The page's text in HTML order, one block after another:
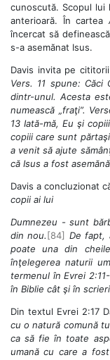
cunoscută. Scopul
anterioară. În cartea
încercat să
s-a asemănat Isus.
Davis invita pe
Vers. 11 spune:
dintr-unul. Acesta
numească „fraţi”.
13 Iată-mă, Eu şi
copiii care sunt
a venit să ajute
că Isus a fost
Davis a concluzionat
copii ai lui
Dumnezeu - sunt
din nou.[84] De fapt,
poate una din
înţelegerea naturii
termenul în Evrei
în Biblie cât şi în
Din textul Evrei 2:17
cu o natură comună
ca să fie în toate
umană cu care a